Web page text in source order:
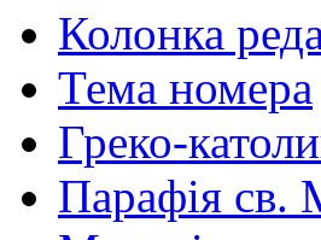
Колонка
Тема номера
Греко-
Парафія св.